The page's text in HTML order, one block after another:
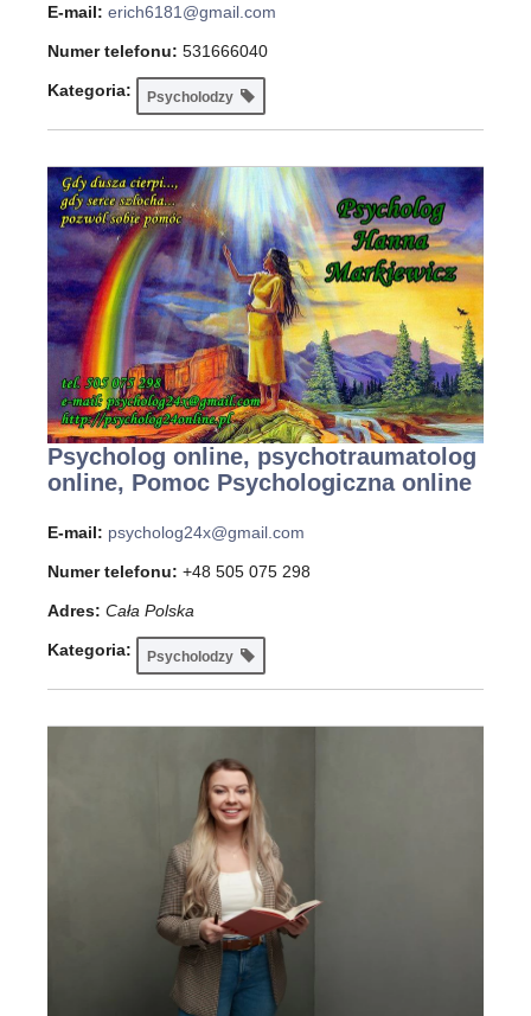
E-mail: erich6181@gmail.com
Numer telefonu: 531666040
Kategoria: Psycholodzy
Psycholog online, psychotraumatolog
online, Pomoc Psychologiczna online
E-mail: psycholog24x@gmail.com
Numer telefonu: +48 505 075 298
Adres: Cała Polska
Kategoria: Psycholodzy